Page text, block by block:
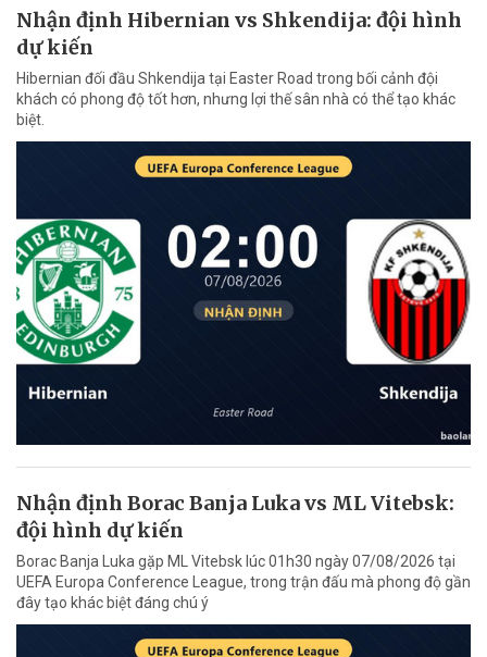
Nhận định Hibernian vs Shkendija: đội hình
dự kiến
Hibernian đối đầu Shkendija tại Easter Road trong bối cảnh đội
khách có phong độ tốt hơn, nhưng lợi thế sân nhà có thể tạo khác
biệt.
Nhận định Borac Banja Luka vs ML Vitebsk:
đội hình dự kiến
Borac Banja Luka gặp ML Vitebsk lúc 01h30 ngày 07/08/2026 tại
UEFA Europa Conference League, trong trận đấu mà phong độ gần
đây tạo khác biệt đáng chú ý